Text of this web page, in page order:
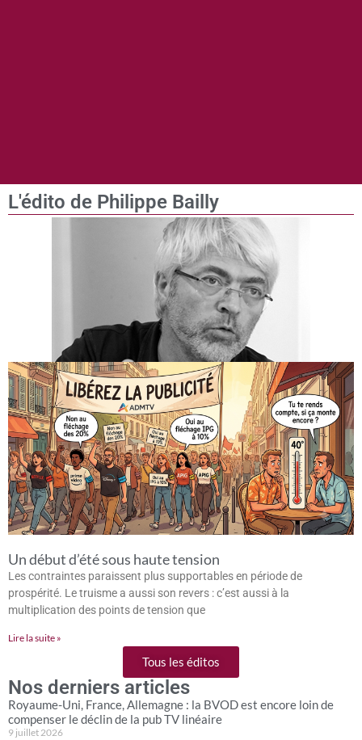
L'édito de Philippe Bailly
Un début d’été sous haute tension
Les contraintes paraissent plus supportables en période de
prospérité. Le truisme a aussi son revers : c’est aussi à la
multiplication des points de tension que
Lire la suite »
Tous les éditos
Nos derniers articles
Royaume-Uni, France, Allemagne : la BVOD est encore loin de
compenser le déclin de la pub TV linéaire
9 juillet 2026